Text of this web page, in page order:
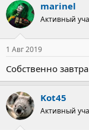
провести встречу
что заседание
поговорили", -
Ранее во вторник
следующей
ликвидации ракет
Генсек НАТО
НАТО "честного и
ДРСМД".
marinel
Активный
1 Авг 2019
Собственно
Kot45
Активный